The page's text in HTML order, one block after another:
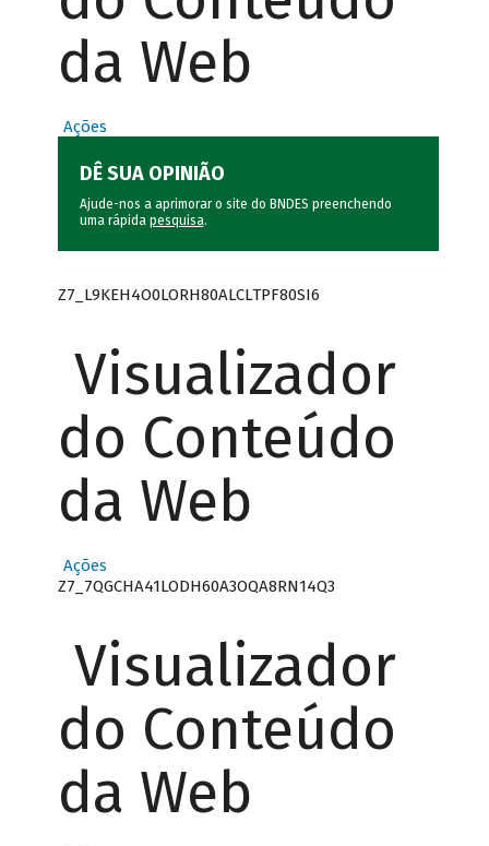
da Web
Ações
DÊ SUA OPINIÃO
Ajude-nos a aprimorar o site do BNDES preenchendo
uma rápida pesquisa.
Z7_L9KEH4O0LORH80ALCLTPF80SI6
Visualizador
do Conteúdo
da Web
Ações
Z7_7QGCHA41LODH60A3OQA8RN14Q3
Visualizador
do Conteúdo
da Web